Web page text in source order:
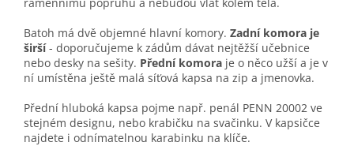
Batoh má dvě objemné hlavní komory. Zadní komora je
širší- doporučujeme k zádům dávat nejtěžší učebnice
nebo desky na sešity. Přední komora je o něco užší a je v
ní umístěna ještě malá síťová kapsa na zip a jmenovka.
Přední hluboká kapsa pojme např. penál PENN 20002 ve
stejném designu, nebo krabičku na svačinku. V kapsičce
najdete i odnímatelnou karabinku na klíče.